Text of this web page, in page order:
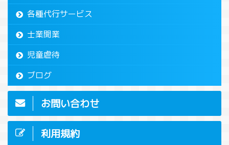
各種代行サービス
士業開業
児童虐待
ブログ
お問い合わせ
利用規約